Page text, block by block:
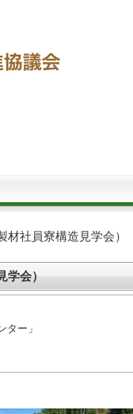
社員寮構造見学会）
会）
ー」